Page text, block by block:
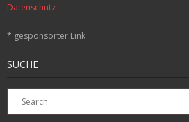
Datenschutz
* gesponsorter Link
SUCHE